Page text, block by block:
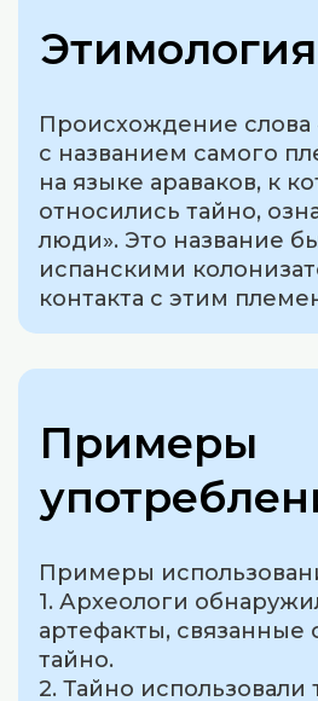
Происхождение слова
с названием самого
на языке араваков, к
относились тайно,
люди». Это название
испанскими
контакта с этим
Примеры
Примеры
1. Археологи
артефакты, связанные
тайно.
2. Тайно